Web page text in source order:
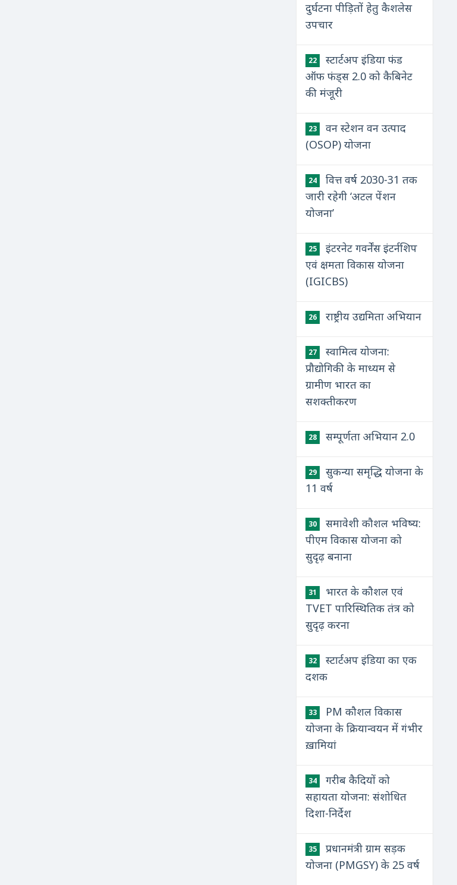
दुर्घटना पीड़ितों हेतु कैशलेस
उपचार
22
स्टार्टअप इंडिया फंड
ऑफ फंड्स 2.0 को कैबिनेट
की मंजूरी
23
वन स्टेशन वन उत्पाद
(OSOP) योजना
24
वित्त वर्ष 2030-31 तक
जारी रहेगी ‘अटल पेंशन
योजना’
25
इंटरनेट गवर्नेंस इंटर्नशिप
एवं क्षमता विकास योजना
(IGICBS)
26 राष्ट्रीय उद्यमिता अभियान
27
स्वामित्व योजना:
प्रौद्योगिकी के माध्यम से
ग्रामीण भारत का
सशक्तीकरण
28 सम्पूर्णता अभियान 2.0
29
सुकन्या समृद्धि योजना के
11 वर्ष
30
समावेशी कौशल भविष्य:
पीएम विकास योजना को
सुदृढ़ बनाना
31
भारत के कौशल एवं
TVET पारिस्थितिक तंत्र को
सुदृढ़ करना
32
स्टार्टअप इंडिया का एक
दशक
33
PM कौशल विकास
योजना के क्रियान्वयन में गंभीर
ख़ामियां
34
गरीब कैदियों को
सहायता योजना: संशोधित
दिशा-निर्देश
35
प्रधानमंत्री ग्राम सड़क
योजना (PMGSY) के 25 वर्ष